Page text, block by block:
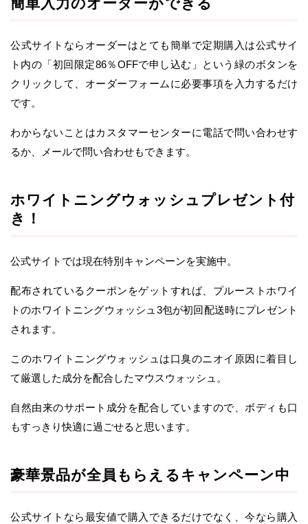
公式サイトならオーダーはとても簡単で定期購入は公式サイ
ト内の「初回限定86％OFFで申し込む」という緑のボタンを
クリックして、オーダーフォームに必要事項を入力するだけ
です。
わからないことはカスタマーセンターに電話で問い合わせす
るか、メールで問い合わせもできます。
ホワイトニングウォッシュプレゼント付
き！
公式サイトでは現在特別キャンペーンを実施中。
配布されているクーポンをゲットすれば、プルーストホワイ
トのホワイトニングウォッシュ3包が初回配送時にプレゼント
されます。
このホワイトニングウォッシュは口臭のニオイ原因に着目し
て厳選した成分を配合したマウスウォッシュ。
自然由来のサポート成分を配合していますので、ボディも口
もすっきり快適に過ごせると思います。
豪華景品が全員もらえるキャンペーン中
公式サイトなら最安値で購入できるだけでなく、今なら購入